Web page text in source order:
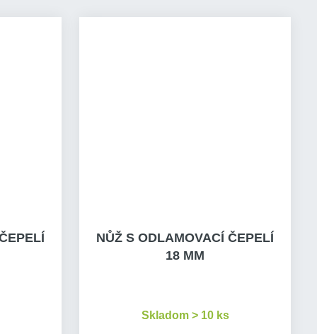
NŮŽ S ODLAMOVACÍ ČEPELÍ
18 MM
Skladom > 10 ks